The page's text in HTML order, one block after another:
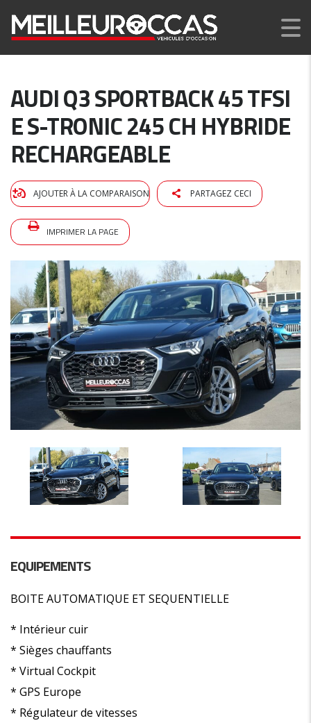
AUDI Q3 SPORTBACK 45 TFSI
E S-TRONIC 245 CH HYBRIDE
RECHARGEABLE
AJOUTER À LA COMPARAISON PARTAGEZ CECI
IMPRIMER LA PAGE
EQUIPEMENTS
BOITE AUTOMATIQUE ET SEQUENTIELLE
* Intérieur cuir
* Sièges chauffants
* Virtual Cockpit
* GPS Europe
* Régulateur de vitesses